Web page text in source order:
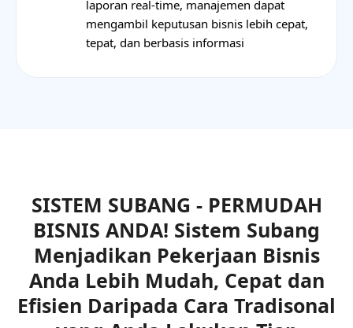
laporan real-time, manajemen dapat
mengambil keputusan bisnis lebih cepat,
tepat, dan berbasis informasi
SISTEM SUBANG - PERMUDAH
BISNIS ANDA! Sistem Subang
Menjadikan Pekerjaan Bisnis
Anda Lebih Mudah, Cepat dan
Efisien Daripada Cara Tradisonal